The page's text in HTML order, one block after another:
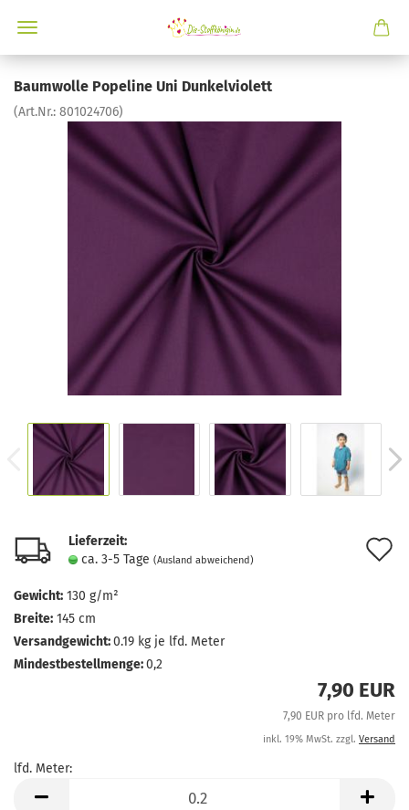
Baumwolle Popeline Uni Dunkelviolett
(Art.Nr.: 801024706)
Lieferzeit:
ca. 3-5 Tage (Ausland abweichend)
Gewicht: 130 g/m²
Breite: 145 cm
Versandgewicht:0.19 kg je lfd. Meter
Mindestbestellmenge:0,2
7,90 EUR
7,90 EUR pro lfd. Meter
inkl. 19% MwSt. zzgl. Versand
lfd. Meter:
Meter